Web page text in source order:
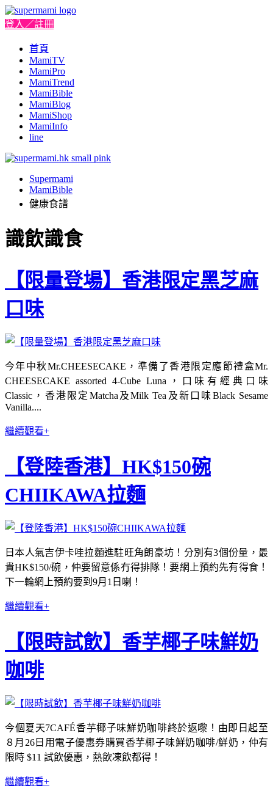
登入／註冊
首頁
MamiTV
MamiPro
MamiTrend
MamiBible
MamiBlog
MamiShop
MamiInfo
line
Supermami
MamiBible
健康食譜
識飲識食
【限量登場】香港限定黑芝麻
口味
今年中秋Mr.CHEESECAKE，準備了香港限定應節禮盒Mr.
CHEESECAKE assorted 4-Cube Luna，口味有經典口味
Classic，香港限定Matcha及Milk Tea及新口味Black Sesame
Vanilla....
繼續觀看+
【登陸香港】HK$150碗
CHIIKAWA拉麵
日本人氣吉伊卡哇拉麵進駐旺角朗豪坊！分別有3個份量，最
貴HK$150/碗，仲要留意係冇得排隊！要網上預約先有得食！
下一輪網上預約要到9月1日喇！
繼續觀看+
【限時試飲】香芋椰子味鮮奶
咖啡
今個夏天7CAFÉ香芋椰子味鮮奶咖啡終於返嚟！由即日起至
８月26日用電子優惠券購買香芋椰子味鮮奶咖啡/鮮奶，仲有
限時 $11 試飲優惠，熱飲凍飲都得！
繼續觀看+